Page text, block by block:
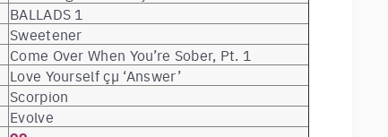
BALLADS 1
Sweetener
Come Over When You’re Sober, Pt. 1
Love Yourself çµ ‘Answer’
Scorpion
Evolve